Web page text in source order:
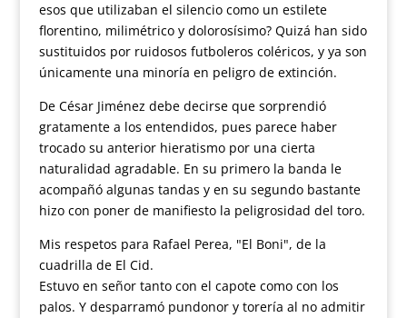
esos que utilizaban el silencio como un estilete
florentino, milimétrico y dolorosísimo? Quizá han sido
sustituidos por ruidosos futboleros coléricos, y ya son
únicamente una minoría en peligro de extinción.
De César Jiménez debe decirse que sorprendió
gratamente a los entendidos, pues parece haber
trocado su anterior hieratismo por una cierta
naturalidad agradable. En su primero la banda le
acompañó algunas tandas y en su segundo bastante
hizo con poner de manifiesto la peligrosidad del toro.
Mis respetos para Rafael Perea, "El Boni", de la
cuadrilla de El Cid.
Estuvo en señor tanto con el capote como con los
palos. Y desparramó pundonor y torería al no admitir